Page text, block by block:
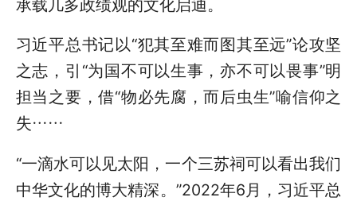
承载几多政绩观的文化启迪。
习近平总书记以“犯其至难而图其至远”论攻坚
之志，引“为国不可以生事，亦不可以畏事”明
担当之要，借“物必先腐，而后虫生”喻信仰之
失……
“一滴水可以见太阳，一个三苏祠可以看出我们
中华文化的博大精深。”2022年6月，习近平总